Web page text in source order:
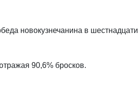
новокузнечанина в шестнадцати
90,6% бросков.